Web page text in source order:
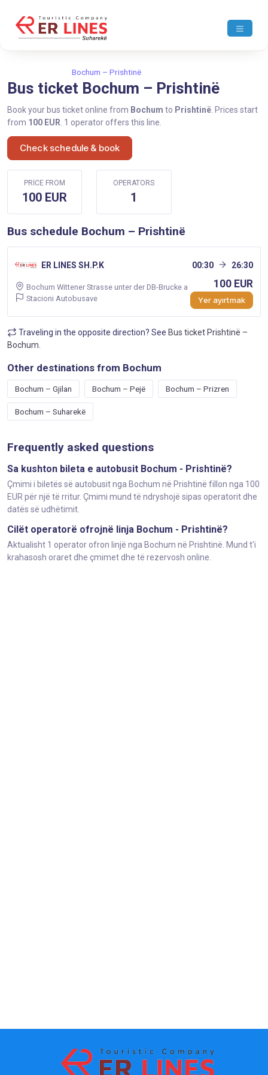
Bochum – Prishtinë
Bus ticket Bochum – Prishtinë
Book your bus ticket online from Bochum to Prishtinë . Prices start
from 100 EUR . 1 operator offers this line.
Check schedule & book
PRICE FROM
100 EUR
OPERATORS
1
Bus schedule Bochum – Prishtinë
ER LINES SH.P.K 00:30 26:30
Bochum Wittener Strasse unter der DB-Brucke a
Stacioni Autobusave
100 EUR
Yer ayırtmak
Traveling in the opposite direction? See Bus ticket Prishtinë –
Bochum
Other destinations from Bochum
Bochum – Gjilan Bochum – Pejë Bochum – Prizren
Bochum – Suharekë
Frequently asked questions
Sa kushton bileta e autobusit Bochum - Prishtinë?
Çmimi i biletës së autobusit nga Bochum në Prishtinë fillon nga 100
EUR për një të rritur. Çmimi mund të ndryshojë sipas operatorit dhe
datës së udhëtimit.
Cilët operatorë ofrojnë linja Bochum - Prishtinë?
Aktualisht 1 operator ofron linjë nga Bochum në Prishtinë. Mund t'i
krahasosh oraret dhe çmimet dhe të rezervosh online.